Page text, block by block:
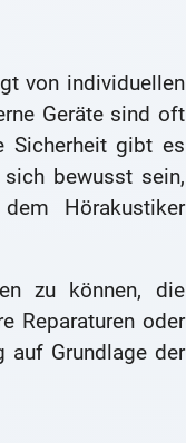
von individuellen
Geräte sind oft
Sicherheit gibt es
bewusst sein,
Hörakustiker
zu können, die
Reparaturen oder
auf Grundlage der